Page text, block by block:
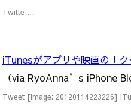
Twitte …
iTunesがアプリや映画の「
（via RyoAnna’s iPhone
Tweet [image: 20120114223226]